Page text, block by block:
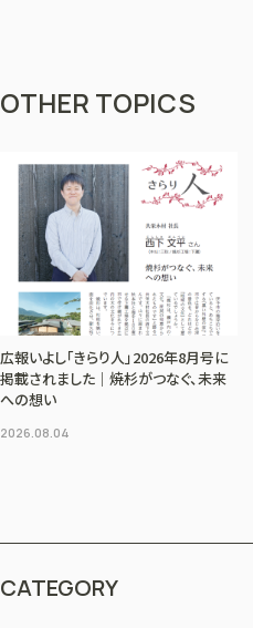
OTHER TOPICS
広報いよし「きらり人」2026年8月号に
掲載されました｜焼杉がつなぐ、未来
への想い
2026.08.04
CATEGORY